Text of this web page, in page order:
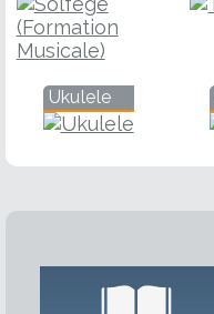
Ukulele